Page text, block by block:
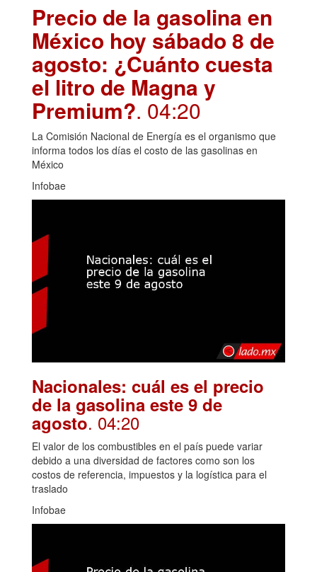
Precio de la gasolina en
México hoy sábado 8 de
agosto: ¿Cuánto cuesta
el litro de Magna y
Premium?. 04:20
La Comisión Nacional de Energía es el organismo que
informa todos los días el costo de las gasolinas en
México
Infobae
Nacionales: cuál es el precio
de la gasolina este 9 de
agosto. 04:20
El valor de los combustibles en el país puede variar
debido a una diversidad de factores como son los
costos de referencia, impuestos y la logística para el
traslado
Infobae